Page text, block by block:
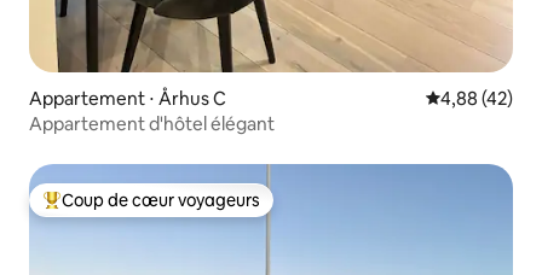
Appartement ⋅ Århus C Évaluation
4,88 (42)
Appartement d'hôtel élégant
Coups de cœur voyageurs les plus appréciés
Coup de cœur voyageurs